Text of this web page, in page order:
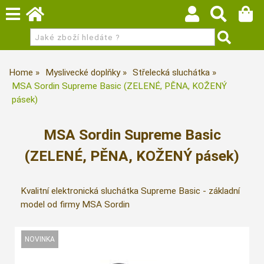
Home Myslivecké doplňky
Střelecká sluchátka
MSA Sordin Supreme Basic (ZELENÉ, PĚNA, KOŽENÝ
pásek)
MSA Sordin Supreme Basic
(ZELENÉ, PĚNA, KOŽENÝ pásek)
Kvalitní elektronická sluchátka Supreme Basic - základní
model od firmy MSA Sordin